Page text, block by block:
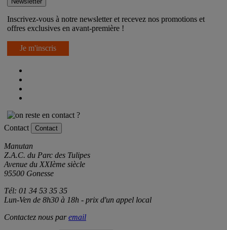
Inscrivez-vous à notre newsletter et recevez nos promotions et
offres exclusives en avant-première !
Je m'inscris
Contact Contact
Manutan
Z.A.C. du Parc des Tulipes
Avenue du XXIème siècle
95500 Gonesse
Tél: 01 34 53 35 35
Lun-Ven de 8h30 à 18h - prix d'un appel local
Contactez nous paremail